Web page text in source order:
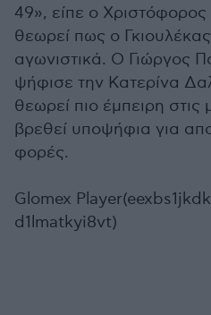
49», είπε ο
θεωρεί πως ο
αγωνιστικά. Ο Γιώργος
ψήφισε την Κατερίνα
θεωρεί πιο έμπειρη
βρεθεί υποψήφια για
φορές.
Glomex
d1lmatkyi8vt)